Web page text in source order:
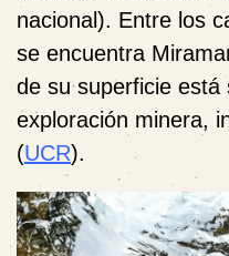
nacional). Entre los
se encuentra
de su superficie está
exploración minera,
(UCR).